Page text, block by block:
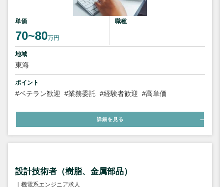
単価
70~80万円
職種
地域
東海
ポイント
#ベテラン歓迎 #業務委託 #経験者歓迎 #高単価
詳細を見る
設計技術者（樹脂、金属部品）
｜機電系エンジニア求人